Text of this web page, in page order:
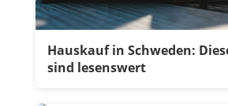
Hauskauf in Schweden:
sind lesenswert